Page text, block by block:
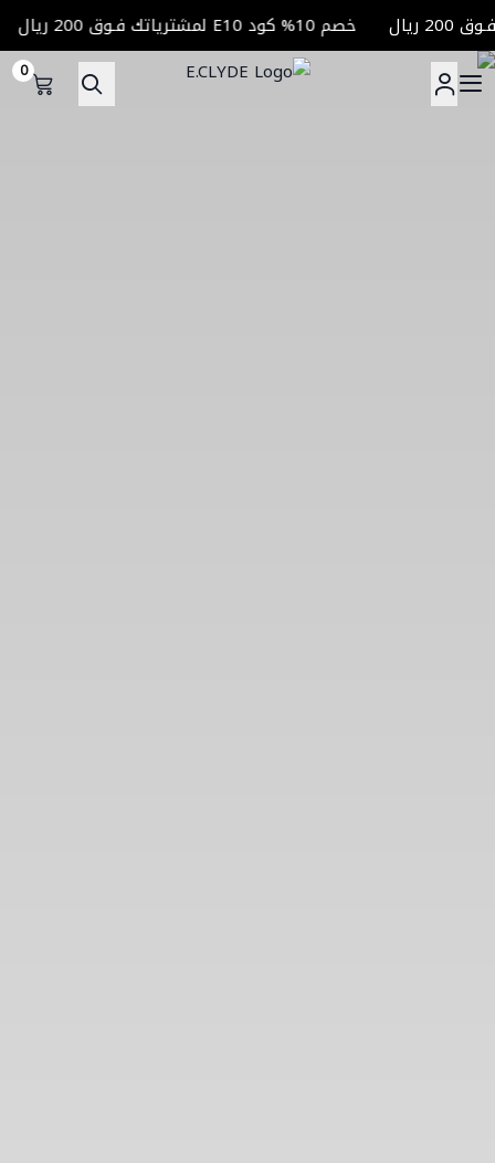
خصم 10% كود E10 لمشترياتك فـوق 200 ريال
E.CLYDE
0